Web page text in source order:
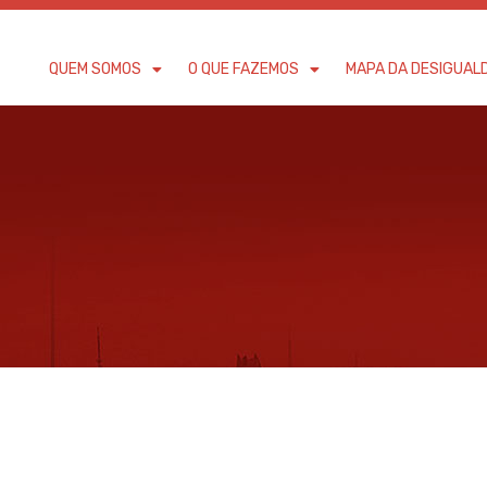
QUEM SOMOS O QUE FAZEMOS MAPA DA